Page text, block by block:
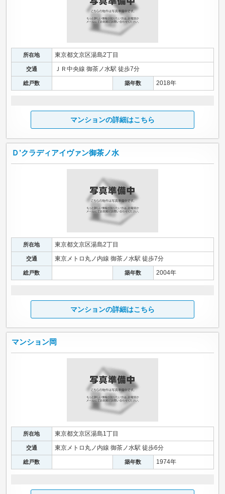
所在地 東京都文京区湯島2丁目
交通 ＪＲ中央線 御茶ノ水駅 徒歩7分
総戸数 築年数 2018年
マンションの詳細はこちら
Ｄ’クラディアイヴァン御茶ノ水
所在地 東京都文京区湯島2丁目
交通 東京メトロ丸ノ内線 御茶ノ水駅 徒歩7分
総戸数 築年数 2004年
マンションの詳細はこちら
マンション岡
所在地 東京都文京区湯島1丁目
交通 東京メトロ丸ノ内線 御茶ノ水駅 徒歩6分
総戸数 築年数 1974年